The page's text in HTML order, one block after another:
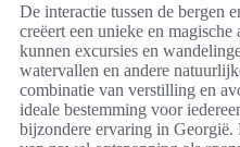
De interactie tussen de bergen
creëert een unieke en
kunnen excursies en
watervallen en andere
combinatie van verstilling en
ideale bestemming voor
bijzondere ervaring in Georgië.